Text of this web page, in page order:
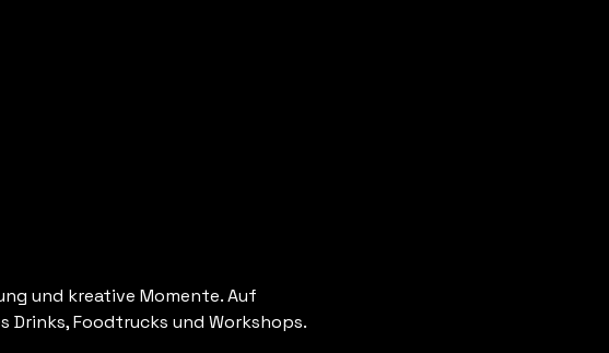
und kreative Momente. Auf
Foodtrucks und Workshops.